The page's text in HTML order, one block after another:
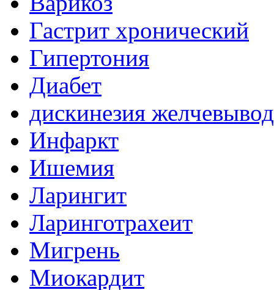
Гастрит хронический
Гипертония
Диабет
дискинезия
Инфаркт
Ишемия
Ларингит
Ларинготрахеит
Мигрень
Миокардит